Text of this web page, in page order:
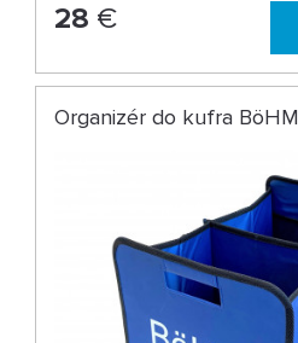
28 €
Organizér do kufra BöHM